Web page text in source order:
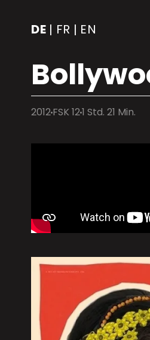
DE | FR | EN
2012FSK 121 Std. 21 Min.